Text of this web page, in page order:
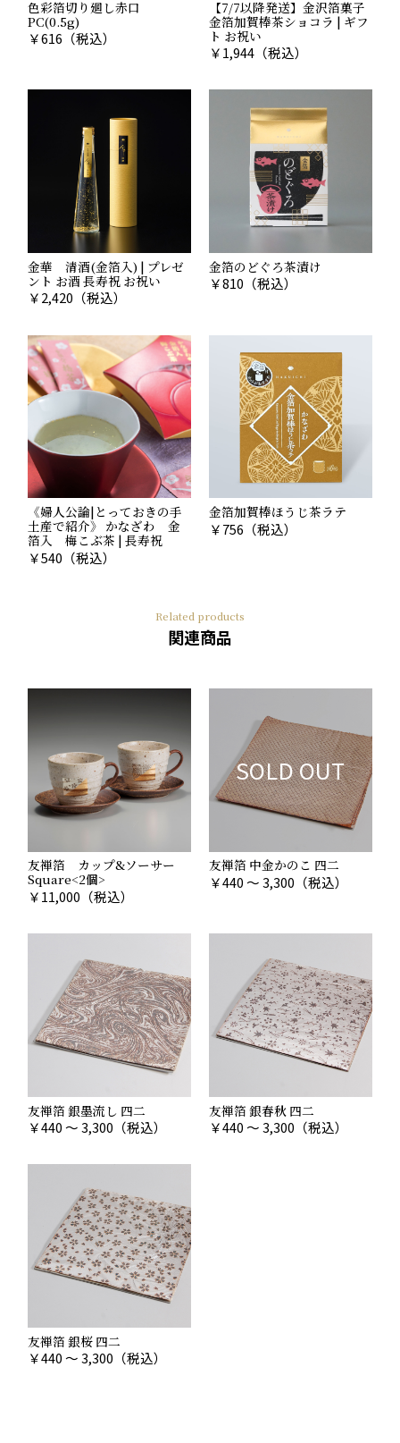
色彩箔切り廻し赤口
PC(0.5g)
￥616 （税込）
【7/7以降発送】金沢箔菓子
金箔加賀棒茶ショコラ | ギフ
ト お祝い
￥1,944 （税込）
金華 清酒(金箔入) | プレゼ
ント お酒 長寿祝 お祝い
￥2,420 （税込）
金箔のどぐろ茶漬け
￥810 （税込）
《婦人公論|とっておきの手
土産で紹介》 かなざわ 金
箔入 梅こぶ茶 | 長寿祝
￥540 （税込）
金箔加賀棒ほうじ茶ラテ
￥756 （税込）
Related products
関連商品
友禅箔 カップ&ソーサー
Square<2個>
￥11,000 （税込）
SOLD OUT
友禅箔 中金かのこ 四二
￥440 ～ 3,300 （税込）
友禅箔 銀墨流し 四二
￥440 ～ 3,300 （税込）
友禅箔 銀春秋 四二
￥440 ～ 3,300 （税込）
友禅箔 銀桜 四二
￥440 ～ 3,300 （税込）